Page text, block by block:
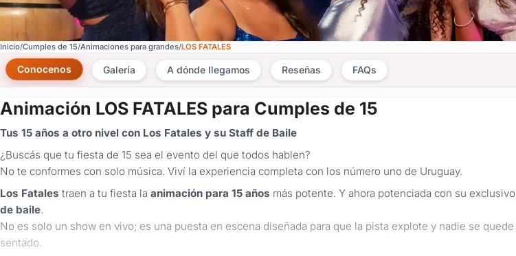
Inicio Cumples de 15 Animaciones para grandes LOS FATALES
Conocenos Galería A dónde llegamos Reseñas FAQs
Animación LOS FATALES para Cumples de 15
Tus 15 años a otro nivel con Los Fatales y su Staff de Baile
¿Buscás que tu fiesta de 15 sea el evento del que todos hablen?
No te conformes con solo música. Viví la experiencia completa con los número uno de Uruguay.
Los Fatales traen a tu fiesta la animación para 15 años más potente. Y ahora potenciada con su exclusivo
de baile.
No es solo un show en vivo; es una puesta en escena diseñada para que la pista explote y nadie se quede
sentado.